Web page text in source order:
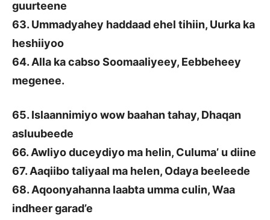
guurteene
63. Ummadyahey haddaad ehel tihiin, Uurka ka
heshiiyoo
64. Alla ka cabso Soomaaliyeey, Eebbeheey
megenee.
65. Islaannimiyo wow baahan tahay, Dhaqan
asluubeede
66. Awliyo duceydiyo ma helin, Culuma’ u diine
67. Aaqiibo taliyaal ma helen, Odaya beeleede
68. Aqoonyahanna laabta umma culin, Waa
indheer garad’e